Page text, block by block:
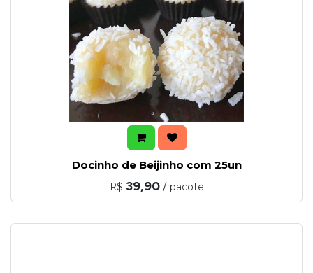
Docinho de Beijinho com 25un
R$ 39,90 / pacote